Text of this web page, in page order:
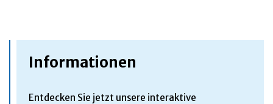
Informationen
Entdecken Sie jetzt unsere interaktive